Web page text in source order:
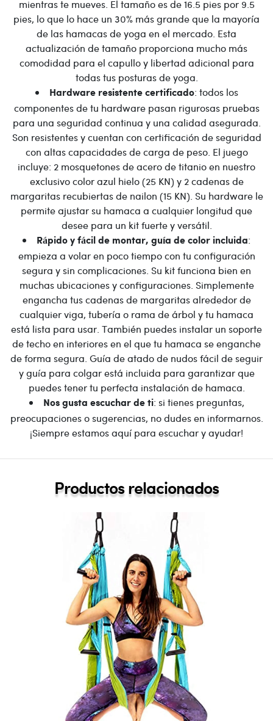
mientras te mueves. El tamaño es de 16.5 pies por 9.5
pies, lo que lo hace un 30% más grande que la mayoría
de las hamacas de yoga en el mercado. Esta
actualización de tamaño proporciona mucho más
comodidad para el capullo y libertad adicional para
todas tus posturas de yoga.
Hardware resistente certificado: todos los
componentes de tu hardware pasan rigurosas pruebas
para una seguridad continua y una calidad asegurada.
Son resistentes y cuentan con certificación de seguridad
con altas capacidades de carga de peso. El juego
incluye: 2 mosquetones de acero de titanio en nuestro
exclusivo color azul hielo (25 KN) y 2 cadenas de
margaritas recubiertas de nailon (15 KN). Su hardware le
permite ajustar su hamaca a cualquier longitud que
desee para un kit fuerte y versátil.
Rápido y fácil de montar, guía de color incluida:
empieza a volar en poco tiempo con tu configuración
segura y sin complicaciones. Su kit funciona bien en
muchas ubicaciones y configuraciones. Simplemente
engancha tus cadenas de margaritas alrededor de
cualquier viga, tubería o rama de árbol y tu hamaca
está lista para usar. También puedes instalar un soporte
de techo en interiores en el que tu hamaca se enganche
de forma segura. Guía de atado de nudos fácil de seguir
y guía para colgar está incluida para garantizar que
puedes tener tu perfecta instalación de hamaca.
Nos gusta escuchar de ti: si tienes preguntas,
preocupaciones o sugerencias, no dudes en informarnos.
¡Siempre estamos aquí para escuchar y ayudar!
Productos relacionados